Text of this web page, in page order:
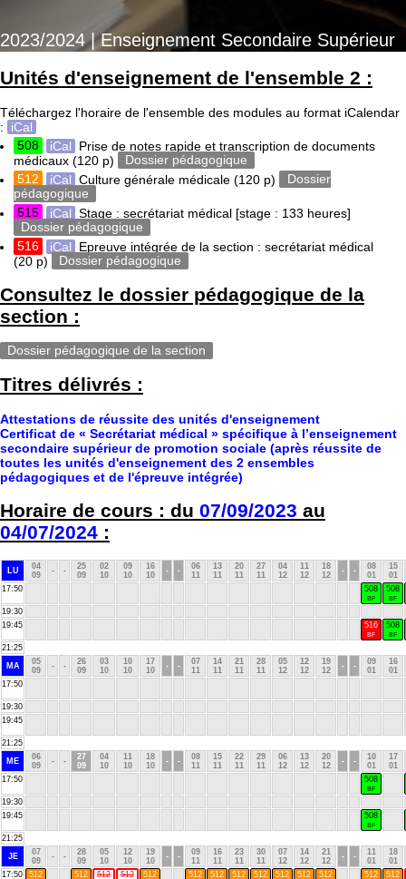
2023/2024 | Enseignement Secondaire Supérieur
Unités d'enseignement de l'ensemble 2 :
Téléchargez l'horaire de l'ensemble des modules au format iCalendar
:
iCal
508
iCal
Prise de notes rapide et transcription de documents
médicaux (120 p)
Dossier pédagogique
512
iCal Culture générale médicale(120 p)
Dossier
pédagogique
515
iCal Stage : secrétariat médical [stage : 133 heures]
Dossier pédagogique
516
iCal
Epreuve intégrée de la section : secrétariat médical
(20 p)
Dossier pédagogique
Consultez le dossier pédagogique de la
section :
Dossier pédagogique de la section
Titres délivrés :
Attestations de réussite des unités d'enseignement
Certificat de « Secrétariat médical » spécifique à l’enseignement
secondaire supérieur de promotion sociale (après réussite de
toutes les unités d'enseignement des 2 ensembles
pédagogiques et de l'épreuve intégrée)
Horaire de cours : du 07/09/2023 au
04/07/2024 :
LU
04
09
- -
25
09
02
10
09
10
16
10
- -
06
11
13
11
20
11
27
11
04
12
11
12
18
12
- -
08
01
15
01
17:50
508
BF
508
BF
19:30
19:45
516
BF
508
BF
21:25
MA
05
09
- -
26
09
03
10
10
10
17
10
- -
07
11
14
11
21
11
28
11
05
12
12
12
19
12
- -
09
01
16
01
17:50
19:30
19:45
21:25
ME
06
09
- -
27
09
04
10
11
10
18
10
- -
08
11
15
11
22
11
29
11
06
12
13
12
20
12
- -
10
01
17
01
17:50
508
BF
19:30
19:45
508
BF
21:25
JE
07
09
- -
28
09
05
10
12
10
19
10
- -
09
11
16
11
23
11
30
11
07
12
14
12
21
12
- -
11
01
18
01
17:50
512 512 512 512 512 512 512 512 512 512 512 512 512 512